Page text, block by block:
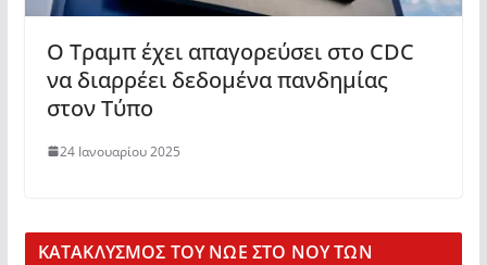
Ο Τραμπ έχει απαγορεύσει στο CDC
να διαρρέει δεδομένα πανδημίας
στον Τύπο
24 Ιανουαρίου 2025
KΑΤΑΚΛΥΣΜΟΣ ΤΟΥ ΝΩΕ ΣΤΟ ΝΟΥ ΤΩΝ